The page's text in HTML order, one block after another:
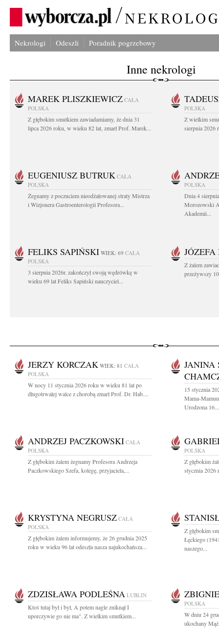
Nekrologi Odeszli Poradnik pogrzebowy
Inne nekrologi
MAREK PLISZKIEWICZ CAŁA
POLSKA
Z głębokim smutkiem zawiadamiamy, że dnia 31
lipca 2026 roku, w wieku 82 lat, zmarł Prof. Marek...
POLSKA
Z wielkim
sierpnia 2026
EUGENIUSZ BUTRUK CAŁA
POLSKA
Żegnamy z poczuciem nieodżałowanej straty Mistrza
i Wizjonera Gastroenterologii Profesora...
POLSKA
Dnia 4
Morozowski
Akademii...
FELIKS SAPIŃSKI WIEK: 69 CAŁA
POLSKA
3 sierpnia 2026r. zakończył swoją wędrówkę w
wieku 69 lat Feliks Sapiński nauczyciel...
Z żalem
przeżywszy
JERZY KORCZAK WIEK: 81 CAŁA
POLSKA
W nocy 11 stycznia 2026 roku w wieku 81 lat po
długotrwałej walce z chorobą zmarł Prof. Dr. Hab....
JANINA
15 stycznia
Mama-
Urodzona 16...
ANDRZEJ PACZKOWSKI CAŁA
POLSKA
Z głębokim żalem żegnamy Profesora Andrzeja
Paczkowskiego Szefa, kolegę, przyjaciela,...
POLSKA
Z głębokim
stycznia 2026
KRYSTYNA NEGRUSZ CAŁA
POLSKA
Z głębokim żalem informujemy, że 26 grudnia 2025
roku w wieku 96 lat odeszła nasza najukochańsza...
Z głębokim
Łęckiego
naszego...
ZDZISŁAWA PODLEŚNA LUBLIN
Ktoś tutaj był i był, A potem nagle zniknął I
uporczywie go nie ma". Z wielkim smutkiem...
POLSKA
W dniu 24
ukochany